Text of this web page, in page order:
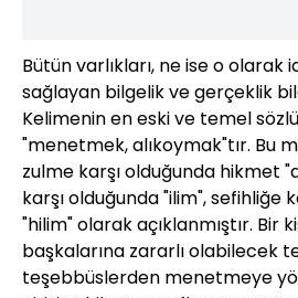
Bütün varlıkları, ne ise o olarak
sağlayan bilgelik ve gerçeklik
Kelimenin en eski ve temel
"menetmek, alıkoymak"tır. Bu
zulme karşı olduğunda hikmet
karşı olduğunda "ilim", sefihliğe
"hilim" olarak açıklanmıştır. Bir
başkalarına zararlı olabilecek
teşebbüslerden menetmeye